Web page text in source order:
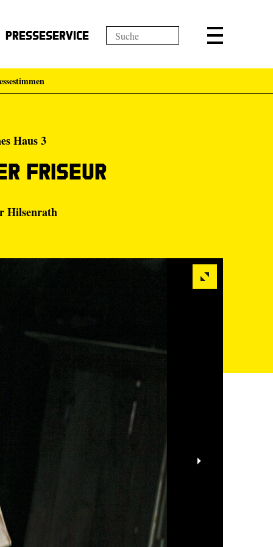
Presseservice
Haus 3
Friseur
Hilsenrath